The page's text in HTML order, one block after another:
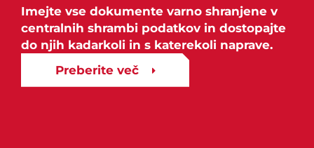
Imejte vse dokumente varno shranjene v
centralnih shrambi podatkov in dostopajte
do njih kadarkoli in s katerekoli naprave.
Preberite več